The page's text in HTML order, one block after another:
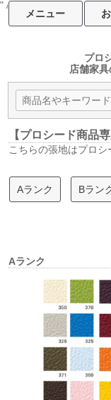
" />
メニュー
プロ
店舗家
【プロシード商品専
こちらの張地はプロシ
Aランク Bラン
Aランク